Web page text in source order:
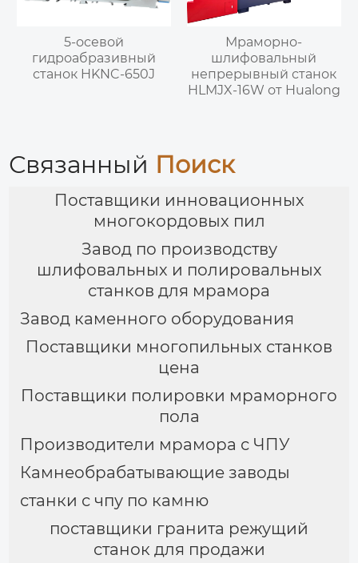
5-осевой
гидроабразивный
станок HKNC-650J
Мраморно-
шлифовальный
непрерывный станок
HLMJX-16W от Hualong
Связанный Поиск
Поставщики инновационных
многокордовых пил
Завод по производству
шлифовальных и полировальных
станков для мрамора
Завод каменного оборудования
Поставщики многопильных станков
цена
Поставщики полировки мраморного
пола
Производители мрамора с ЧПУ
Камнеобрабатывающие заводы
станки с чпу по камню
поставщики гранита режущий
станок для продажи